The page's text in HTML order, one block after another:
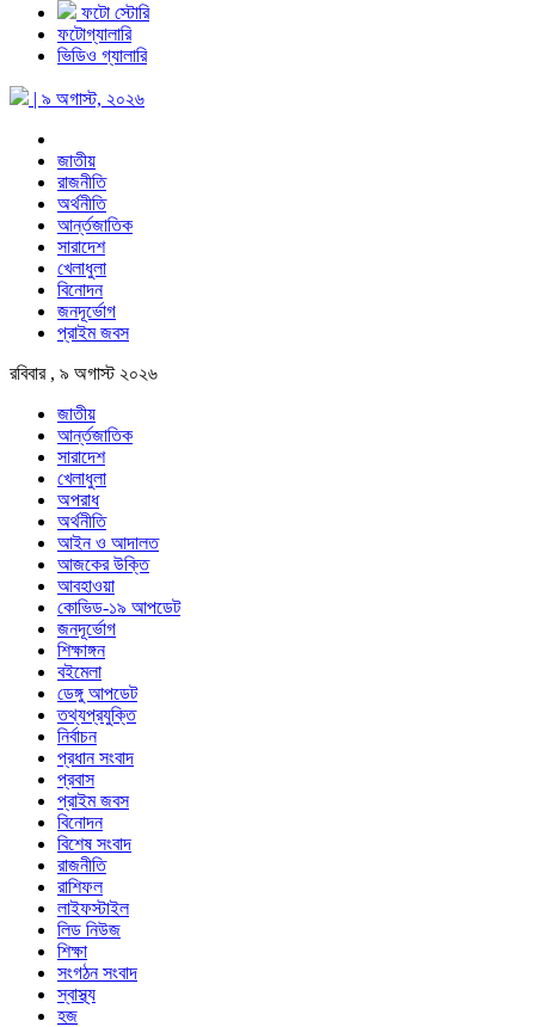
ফটো স্টোরি
ফটোগ্যালারি
ভিডিও গ্যালারি
| ৯ অগাস্ট, ২০২৬
জাতীয়
রাজনীতি
অর্থনীতি
আর্ন্তজাতিক
সারাদেশ
খেলাধুলা
বিনোদন
জনদূর্ভোগ
প্রাইম জবস
রবিবার , ৯ অগাস্ট ২০২৬
জাতীয়
আর্ন্তজাতিক
সারাদেশ
খেলাধুলা
অপরাধ
অর্থনীতি
আইন ও আদালত
আজকের উক্তি
আবহাওয়া
কোভিড-১৯ আপডেট
জনদূর্ভোগ
শিক্ষাঙ্গন
বইমেলা
ডেঙ্গু আপডেট
তথ্যপ্রযুক্তি
নির্বাচন
প্রধান সংবাদ
প্রবাস
প্রাইম জবস
বিনোদন
বিশেষ সংবাদ
রাজনীতি
রাশিফল
লাইফস্টাইল
লিড নিউজ
শিক্ষা
সংগঠন সংবাদ
স্বাস্থ্য
হজ